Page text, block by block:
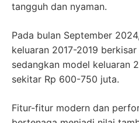
tangguh dan nyaman.
Pada bulan September
keluaran 2017-2019
sedangkan model keluaran
sekitar Rp 600-750 juta.
Fitur-fitur modern dan